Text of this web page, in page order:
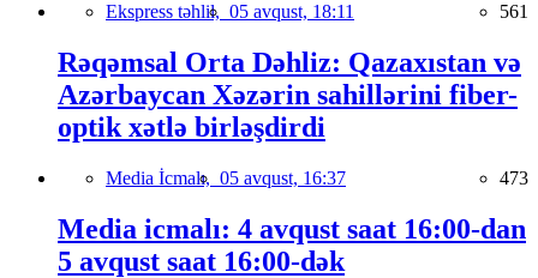
Ekspress təhlil, 05 avqust, 18:11 561
Rəqəmsal Orta Dəhliz: Qazaxıstan və
Azərbaycan Xəzərin sahillərini fiber-
optik xətlə birləşdirdi
Media İcmalı, 05 avqust, 16:37 473
Media icmalı: 4 avqust saat 16:00-dan
5 avqust saat 16:00-dək